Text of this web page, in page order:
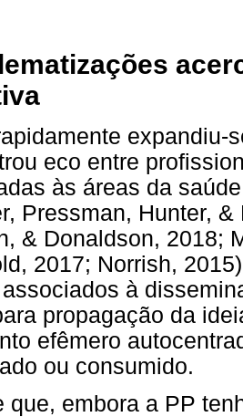
expandiu-
eco entre
às áreas da
Pressman, Hunter,
& Donaldson, 2018;
2017; Norrish,
à
propagação da
efêmero
ou consumido.
que, embora a PP